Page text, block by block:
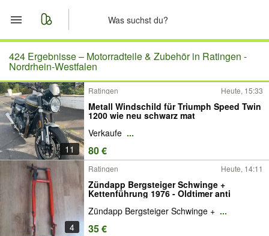
Start
Merkliste
Nachrichten
Anzeige aufgeben
424 Ergebnisse – Motorradteile & Zubehör in Ratingen -
Nordrhein-Westfalen
11
Ratingen Heute, 15:33
Metall Windschild für Triumph Speed Twin
1200 wie neu schwarz mat
Verkaufe ...
80 €
4
Ratingen Heute, 14:11
Zündapp Bergsteiger Schwinge +
Kettenführung 1976 - Oldtimer anti
Zündapp Bergsteiger Schwinge + ...
35 €